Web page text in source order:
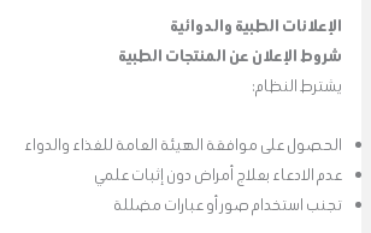
الإعلانات الطبية والدوائية
شروط الإعلان عن المنتجات الطبية
يشترط النظام:
الحصول على موافقة الهيئة العامة للغذاء والدواء
عدم الادعاء بعلاج أمراض دون إثبات علمي
تجنب استخدام صور أو عبارات مضللة